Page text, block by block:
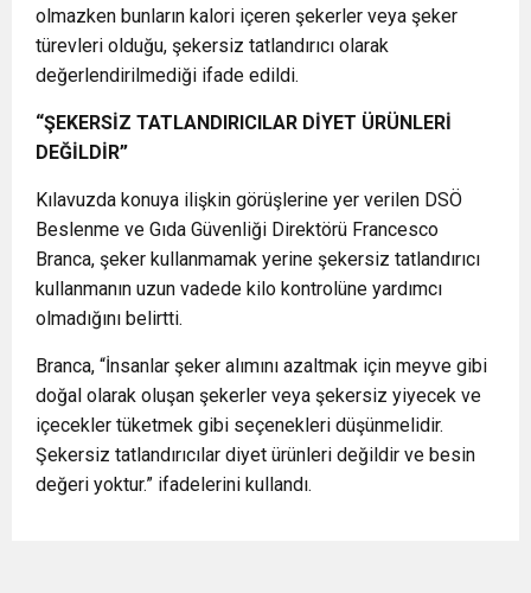
olmazken bunların kalori içeren şekerler veya şeker
türevleri olduğu, şekersiz tatlandırıcı olarak
değerlendirilmediği ifade edildi.
“ŞEKERSİZ TATLANDIRICILAR DİYET ÜRÜNLERİ
DEĞİLDİR”
Kılavuzda konuya ilişkin görüşlerine yer verilen DSÖ
Beslenme ve Gıda Güvenliği Direktörü Francesco
Branca, şeker kullanmamak yerine şekersiz tatlandırıcı
kullanmanın uzun vadede kilo kontrolüne yardımcı
olmadığını belirtti.
Branca, “İnsanlar şeker alımını azaltmak için meyve gibi
doğal olarak oluşan şekerler veya şekersiz yiyecek ve
içecekler tüketmek gibi seçenekleri düşünmelidir.
Şekersiz tatlandırıcılar diyet ürünleri değildir ve besin
değeri yoktur.” ifadelerini kullandı.